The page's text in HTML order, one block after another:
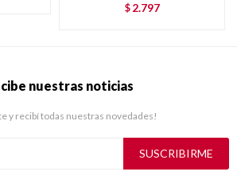
$ 2.797
nuestras noticias
y recibí todas nuestras novedades!
SUSCRIBIRME